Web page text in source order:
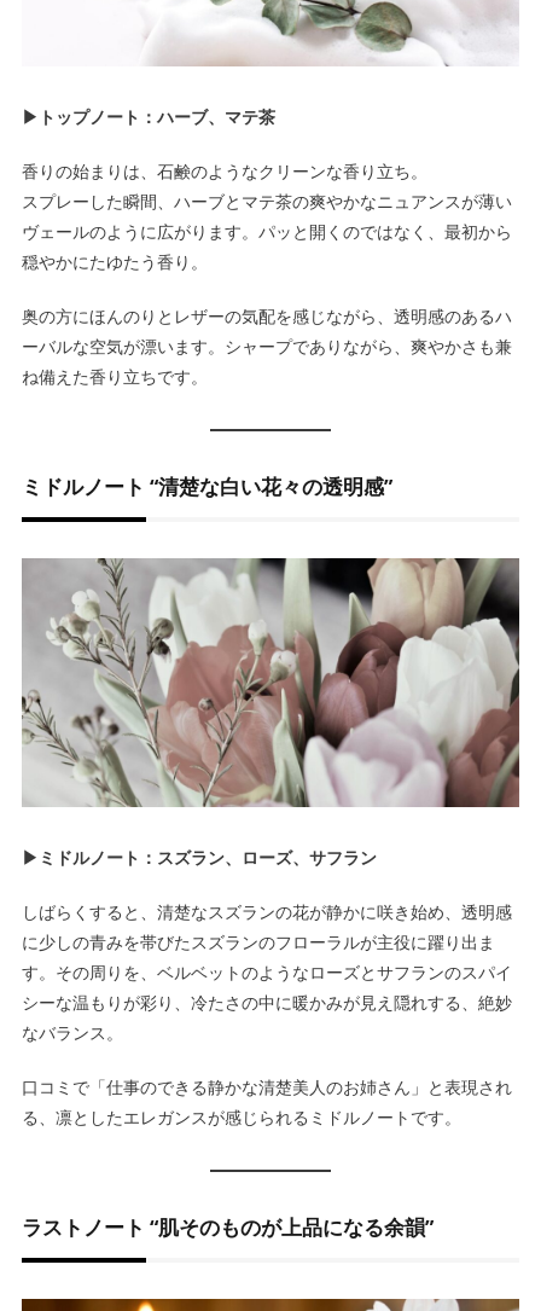
▶トップノート：ハーブ、マテ茶
香りの始まりは、石鹸のようなクリーンな香り立ち。
スプレーした瞬間、ハーブとマテ茶の爽やかなニュアンスが薄い
ヴェールのように広がります。パッと開くのではなく、最初から
穏やかにたゆたう香り。
奥の方にほんのりとレザーの気配を感じながら、透明感のあるハ
ーバルな空気が漂います。シャープでありながら、爽やかさも兼
ね備えた香り立ちです。
ミドルノート “清楚な白い花々の透明感”
▶ミドルノート：スズラン、ローズ、サフラン
しばらくすると、清楚なスズランの花が静かに咲き始め、透明感
に少しの青みを帯びたスズランのフローラルが主役に躍り出ま
す。その周りを、ベルベットのようなローズとサフランのスパイ
シーな温もりが彩り、冷たさの中に暖かみが見え隠れする、絶妙
なバランス。
口コミで「仕事のできる静かな清楚美人のお姉さん」と表現され
る、凛としたエレガンスが感じられるミドルノートです。
ラストノート “肌そのものが上品になる余韻”